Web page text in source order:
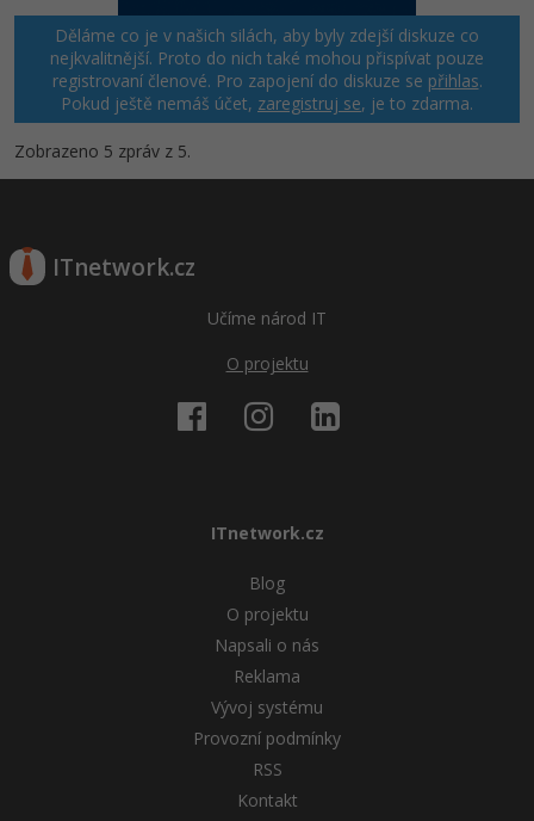
Elektronický podpis
Fórum
Děláme co je v našich silách, aby byly zdejší diskuze co
nejkvalitnější. Proto do nich také mohou přispívat pouze
registrovaní členové. Pro zapojení do diskuze se přihlas.
Pokud ještě nemáš účet, zaregistruj se, je to zdarma.
Zobrazeno 5 zpráv z 5.
ITnetwork.cz
Učíme národ IT
O projektu
ITnetwork.cz
Blog
O projektu
Napsali o nás
Reklama
Vývoj systému
Provozní podmínky
RSS
Kontakt